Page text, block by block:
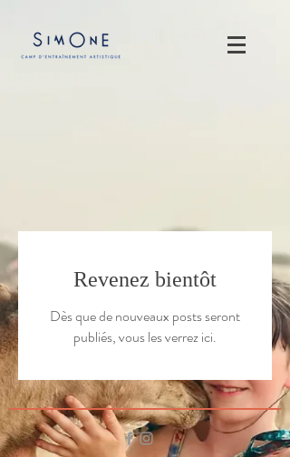
Revenez bientôt
Dès que de nouveaux posts seront
publiés, vous les verrez ici.